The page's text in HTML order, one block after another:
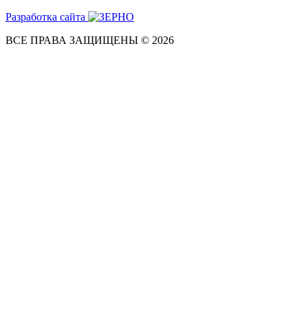
Разработка сайта
ВСЕ ПРАВА ЗАЩИЩЕНЫ © 2026